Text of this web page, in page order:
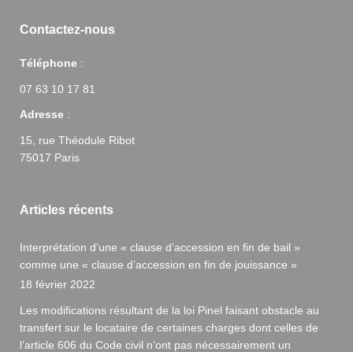
Contactez-nous
Téléphone :
07 63 10 17 81
Adresse :
15, rue Théodule Ribot
75017 Paris
Articles récents
Interprétation d’une « clause d’accession en fin de bail »
comme une « clause d’accession en fin de jouissance »
18 février 2022
Les modifications résultant de la loi Pinel faisant obstacle au
transfert sur le locataire de certaines charges dont celles de
l’article 606 du Code civil n’ont pas nécessairement un